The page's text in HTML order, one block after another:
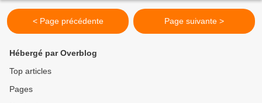
< Page précédente Page suivante >
Hébergé par Overblog
Top articles
Pages